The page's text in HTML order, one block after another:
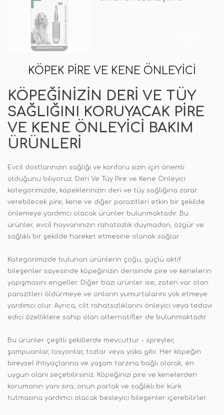
KÖPEK PIRE VE KENE ÖNLEYICI
KÖPEĞINIZIN DERI VE TÜY
SAĞLIĞINI KORUYACAK PIRE
VE KENE ÖNLEYICI BAKIM
ÜRÜNLERI
Evcil dostlarınızın sağlığı ve konforu sizin için önemli
olduğunu biliyoruz. Deri Ve Tüy Pire ve Kene Önleyici
kategorimizde, köpeklerinizin deri ve tüy sağlığına zarar
verebilecek pire, kene ve diğer parazitleri etkin bir şekilde
önlemeye yardımcı olacak ürünler bulunmaktadır. Bu
ürünler, evcil hayvanınızın rahatsızlık duymadan, özgür ve
sağlıklı bir şekilde hareket etmesine olanak sağlar.
Kategorimizde bulunan ürünlerin çoğu, güçlü aktif
bileşenler sayesinde köpeğinizin derisinde pire ve kenelerin
yapışmasını engeller. Diğer bazı ürünler ise, zaten var olan
parazitleri öldürmeye ve onların yumurtalarını yok etmeye
yardımcı olur. Ayrıca, cilt rahatsızlıklarını önleyici veya tedavi
edici özelliklere sahip olan alternatifler de bulunmaktadır.
Bu ürünler çeşitli şekillerde mevcuttur - spreyler,
şampuanlar, losyonlar, tozlar veya yaka gibi. Her köpeğin
bireysel ihtiyaçlarına ve yaşam tarzına bağlı olarak, en
uygun olanı seçebilirsiniz. Köpeğinizi pire ve kenelerden
korumanın yanı sıra, onun parlak ve sağlıklı bir kürk
tutmasına yardımcı olacak besleyici bileşenler içerebilirler.